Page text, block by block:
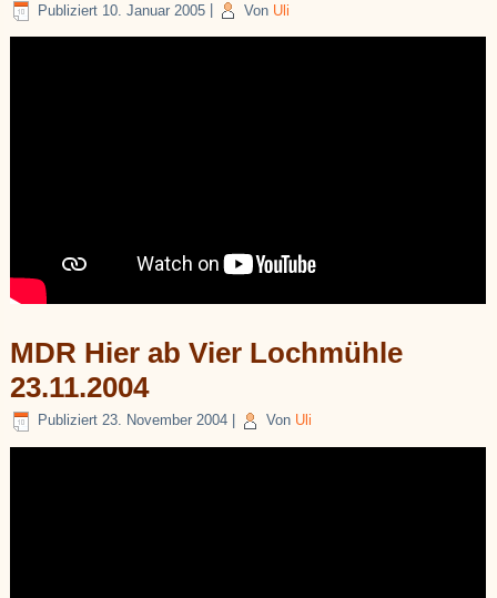
Publiziert 10. Januar 2005 Von Uli
MDR Hier ab Vier Lochmühle
23.11.2004
Publiziert 23. November 2004 Von Uli